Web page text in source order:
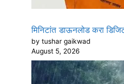
मिनिटांत डाऊनलोड करा
by tushar gaikwad
August 5, 2026